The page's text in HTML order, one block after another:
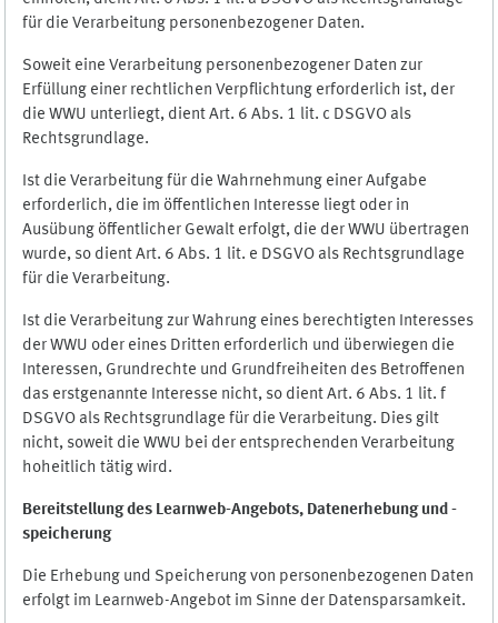
für die Verarbeitung personenbezogener Daten.
Soweit eine Verarbeitung personenbezogener Daten zur
Erfüllung einer rechtlichen Verpflichtung erforderlich ist, der
die WWU unterliegt, dient Art. 6 Abs. 1 lit. c DSGVO als
Rechtsgrundlage.
Ist die Verarbeitung für die Wahrnehmung einer Aufgabe
erforderlich, die im öffentlichen Interesse liegt oder in
Ausübung öffentlicher Gewalt erfolgt, die der WWU übertragen
wurde, so dient Art. 6 Abs. 1 lit. e DSGVO als Rechtsgrundlage
für die Verarbeitung.
Ist die Verarbeitung zur Wahrung eines berechtigten Interesses
der WWU oder eines Dritten erforderlich und überwiegen die
Interessen, Grundrechte und Grundfreiheiten des Betroffenen
das erstgenannte Interesse nicht, so dient Art. 6 Abs. 1 lit. f
DSGVO als Rechtsgrundlage für die Verarbeitung. Dies gilt
nicht, soweit die WWU bei der entsprechenden Verarbeitung
hoheitlich tätig wird.
Bereitstellung des Learnweb-Angebots, Datenerhebung und -
speicherung
Die Erhebung und Speicherung von personenbezogenen Daten
erfolgt im Learnweb-Angebot im Sinne der Datensparsamkeit.